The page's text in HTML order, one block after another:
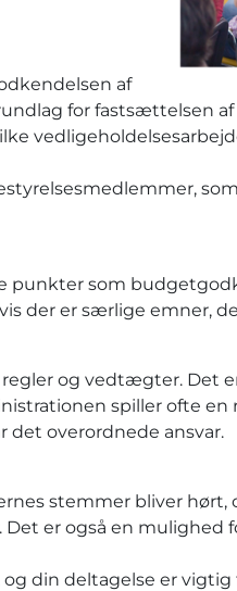
af
for fastsættelsen af
som
der er særlige emner,
og vedtægter. Det
spiller ofte
det overordnede ansvar.
stemmer bliver
er også en mulighed
din deltagelse er vigtig